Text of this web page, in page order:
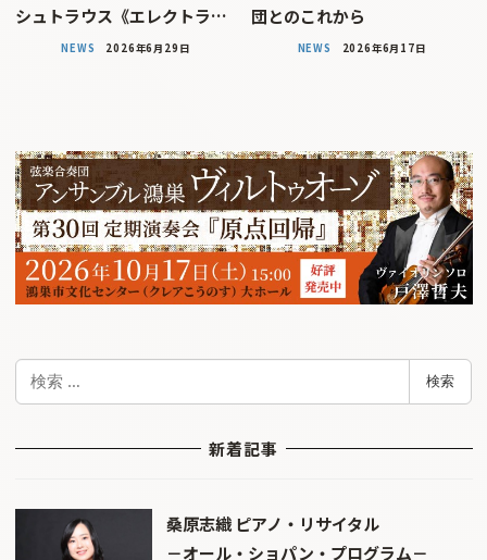
シュトラウス《エレクトラ…
NEWS 2026年6月29日
団とのこれから
NEWS 2026年6月17日
検
検索
新着記事
桑原志織 ピアノ・リサイタル
－オール・ショパン・プログラム－